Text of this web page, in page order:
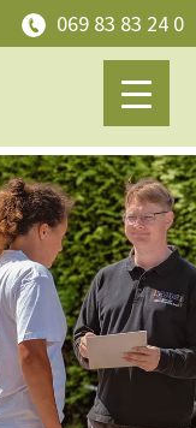
069 83 83 24 0